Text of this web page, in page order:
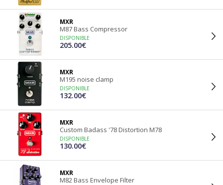
MXR
M87 Bass Compressor
DISPONIBLE
205.00€
MXR
M195 noise clamp
DISPONIBLE
132.00€
MXR
Custom Badass '78 Distortion M78
DISPONIBLE
130.00€
MXR
M82 Bass Envelope Filter